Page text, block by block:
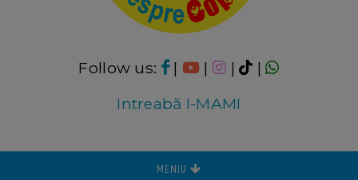
Follow us: | | |
|
Intreabă I-MAMI
MENIU